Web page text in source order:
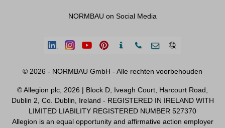
NORMBAU on Social Media
© 2026 - NORMBAU GmbH - Alle rechten voorbehouden
© Allegion plc, 2026 | Block D, Iveagh Court, Harcourt Road,
Dublin 2, Co. Dublin, Ireland - REGISTERED IN IRELAND WITH
LIMITED LIABILITY REGISTERED NUMBER 527370
Allegion is an equal opportunity and affirmative action employer